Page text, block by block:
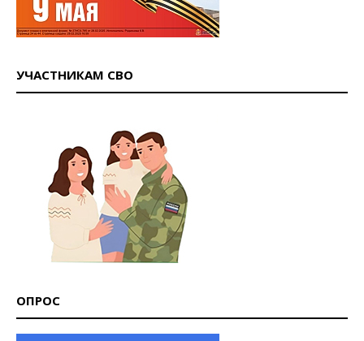
УЧАСТНИКАМ СВО
ОПРОС